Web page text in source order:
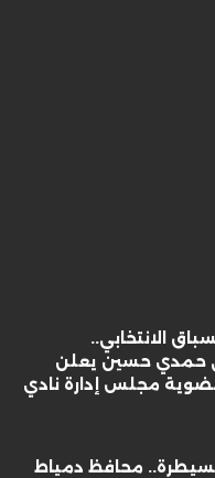
الانتخابي..
حمدي حسين يعلن
مجلس إدارة نادي
محافظ دمياط